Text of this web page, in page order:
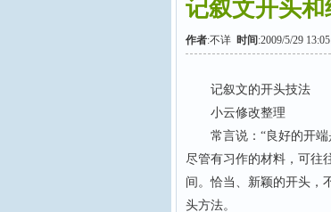
记叙文开头
作者:不详 时间 :2009/5/29
记叙文的开头技法
小云修改整理
常言说：“良好的开端
尽管有习作的材料，可往
间。恰当、新颖的开头，
头方法。